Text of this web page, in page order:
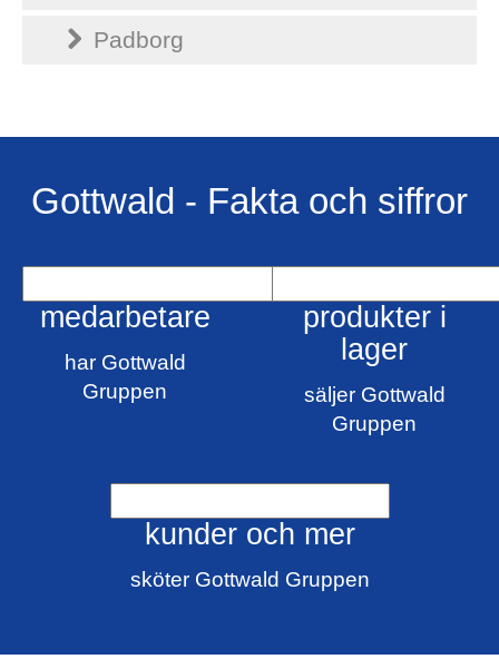
Padborg
Gottwald - Fakta och siffror
medarbetare
har Gottwald
Gruppen
produkter i
lager
säljer Gottwald
Gruppen
kunder och mer
sköter Gottwald Gruppen